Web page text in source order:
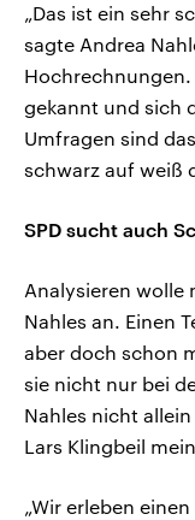
„Das ist ein sehr
sagte Andrea
Hochrechnungen.
gekannt und sich
Umfragen sind
schwarz auf weiß
SPD sucht auch
Analysieren wolle
Nahles an. Einen
aber doch schon
sie nicht nur bei
Nahles nicht
Lars Klingbeil
„Wir erleben